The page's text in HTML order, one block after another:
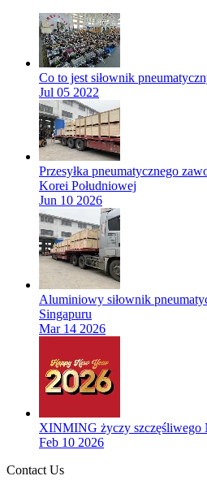
Co to jest siłownik
Jul 05 2022
Przesyłka pneumatycznego
Korei Południowej
Jun 10 2026
Aluminiowy siłownik
Singapuru
Mar 14 2026
XINMING życzy szczęśliwego
Feb 10 2026
Contact Us